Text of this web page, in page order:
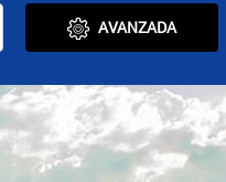
AVANZADA